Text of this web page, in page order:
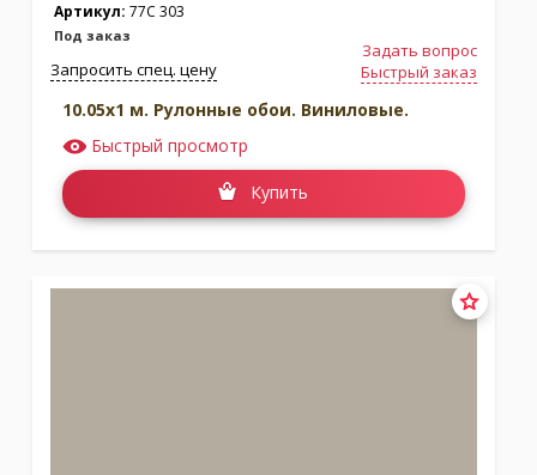
Артикул: 77C 303
Под заказ
Задать вопрос
Быстрый заказ
Запросить спец. цену
10.05x1 м. Рулонные обои. Виниловые.
Быстрый просмотр
Купить